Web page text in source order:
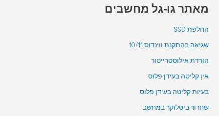
מאתר גו-גל מחשבים
החלפת SSD
שגיאה בהתקנת ווינדוס 10/11
הורדת אילוסטרייטור
אין קליטה בעידן פלוס
בעיות קליטה בעידן פלוס
שחרור ביטלוקר במחשב